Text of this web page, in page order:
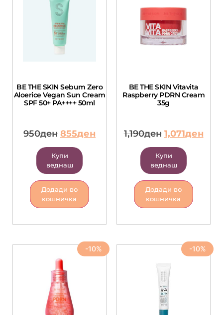
BE THE SKIN Sebum Zero
Aloerice Vegan Sun Cream
SPF 50+ PA++++ 50ml
950ден 855ден
Купи
веднаш
Додади во
кошничка
BE THE SKIN Vitavita
Raspberry PDRN Cream
35g
1,190ден 1,071ден
Купи
веднаш
Додади во
кошничка
-10% -10%